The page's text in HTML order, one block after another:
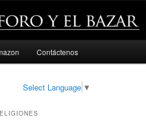
Contáctenos
Select Language ▼